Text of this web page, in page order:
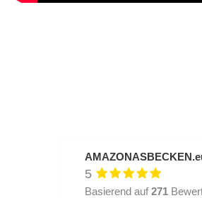
5
Basierend auf 271